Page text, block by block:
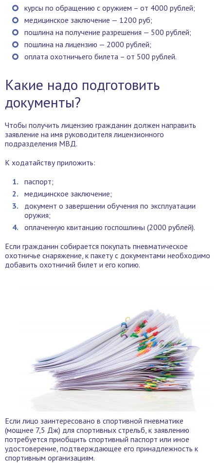
курсы по обращению с оружием – от 4000 рублей;
медицинское заключение — 1200 руб;
пошлина на получение разрешения — 500 рублей;
пошлина на лицензию — 2000 рублей;
оплата охотничьего билета – от 500 рублей.
Какие надо подготовить
документы?
Чтобы получить лицензию гражданин должен направить
заявление на имя руководителя лицензионного
подразделения МВД.
К ходатайству приложить:
паспорт;
медицинское заключение;
документ о завершении обучения по эксплуатации
оружия;
оплаченную квитанцию госпошлины (2000 рублей).
Если гражданин собирается покупать пневматическое
охотничье снаряжение, к пакету с документами необходимо
добавить охотничий билет и его копию.
Если лицо заинтересовано в спортивной пневматике
(мощнее 7,5 Дж) для спортивных стрельб, к заявлению
потребуется приобщить спортивный паспорт или иное
удостоверение, подтверждающее его принадлежность к
спортивным организациям.